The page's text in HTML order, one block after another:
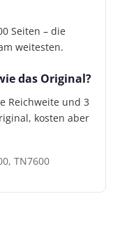
Seiten – die
weitesten.
das Original?
Reichweite und 3
kosten aber
TN7600